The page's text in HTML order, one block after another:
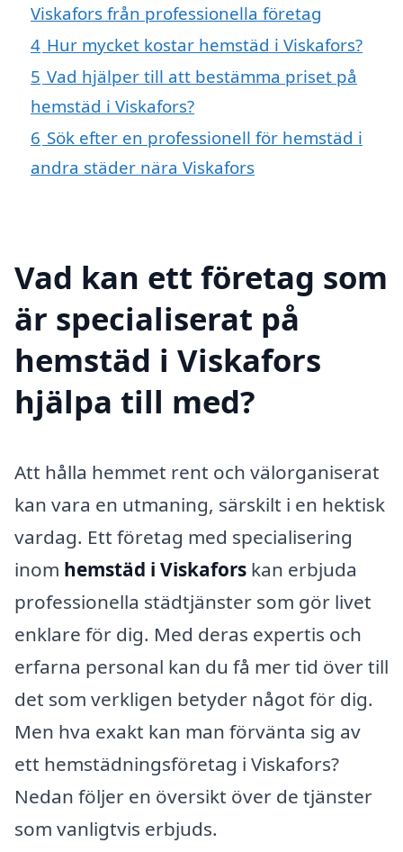
Viskafors från professionella företag
4 Hur mycket kostar hemstäd i Viskafors?
5 Vad hjälper till att bestämma priset på
hemstäd i Viskafors?
6 Sök efter en professionell för hemstäd i
andra städer nära Viskafors
Vad kan ett företag som
är specialiserat på
hemstäd i Viskafors
hjälpa till med?
Att hålla hemmet rent och välorganiserat
kan vara en utmaning, särskilt i en hektisk
vardag. Ett företag med specialisering
inom hemstäd i Viskafors kan erbjuda
professionella städtjänster som gör livet
enklare för dig. Med deras expertis och
erfarna personal kan du få mer tid över till
det som verkligen betyder något för dig.
Men hva exakt kan man förvänta sig av
ett hemstädningsföretag i Viskafors?
Nedan följer en översikt över de tjänster
som vanligtvis erbjuds.